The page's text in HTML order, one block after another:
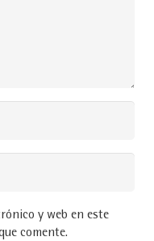
y web en este
comente.